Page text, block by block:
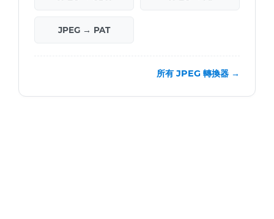
JPEG → PAT
所有 JPEG 轉換器 →